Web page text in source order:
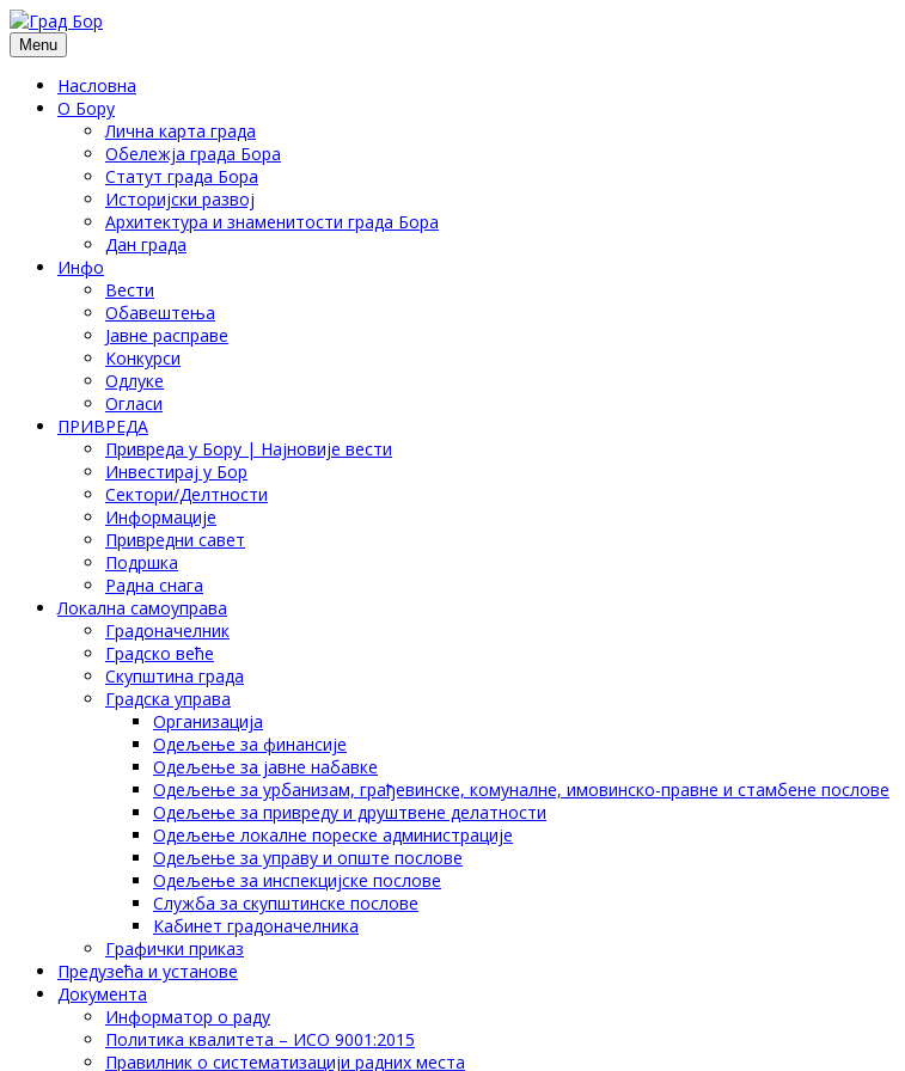
Menu
Насловна
О Бору
Лична карта града
Обележја града Бора
Статут града Бора
Историјски развој
Архитектура и знаменитости града Бора
Дан града
Инфо
Вести
Обавештења
Јавне расправе
Конкурси
Одлуке
Огласи
ПРИВРЕДА
Привреда у Бору | Најновије вести
Инвестирај у Бор
Сектори/Делтности
Информације
Привредни савет
Подршка
Радна снага
Локална самоуправа
Градоначелник
Градско веће
Скупштина града
Градска управа
Организација
Одељење за финансије
Одељење за јавне набавке
Одељење за урбанизам, грађевинске, комуналне, имовинско-правне и стамбене послове
Одељење за привреду и друштвене делатности
Одељење локалне пореске администрације
Одељење за управу и опште послове
Одељење за инспекцијске послове
Служба за скупштинске послове
Кабинет градоначелника
Графички приказ
Предузећа и установе
Документа
Информатор о раду
Политика квалитета – ИСО 9001:2015
Правилник о систематизацији радних места